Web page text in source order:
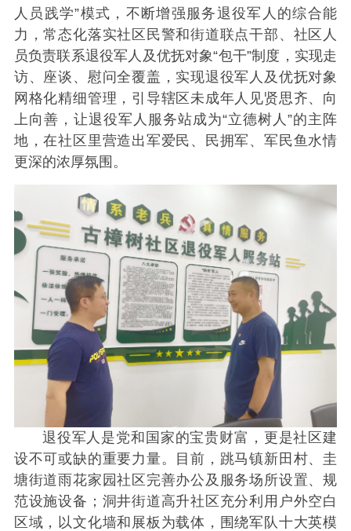
人员践学”模式，不断增强服务退役军人的综合能
力，常态化落实社区民警和街道联点干部、社区人
员负责联系退役军人及优抚对象“包干”制度，实现走
访、座谈、慰问全覆盖，实现退役军人及优抚对象
网格化精细管理，引导辖区未成年人见贤思齐、向
上向善，让退役军人服务站成为“立德树人”的主阵
地，在社区里营造出军爱民、民拥军、军民鱼水情
更深的浓厚氛围。
退役军人是党和国家的宝贵财富，更是社区建
设不可或缺的重要力量。目前，跳马镇新田村、圭
塘街道雨花家园社区完善办公及服务场所设置、规
范设施设备；洞井街道高升社区充分利用户外空白
区域，以文化墙和展板为载体，围绕军队十大英模